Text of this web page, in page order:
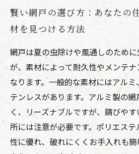
賢い網戸の選び方：あなたの
材を見つける方法
網戸は夏の虫除けや風通しのため
が、素材によって耐久性やメンテ
なります。一般的な素材にはアル
テンレスがあります。アルミ製の
く、リーズナブルですが、錆びや
所には注意が必要です。ポリエス
性に優れ、破れにくくお手入れも